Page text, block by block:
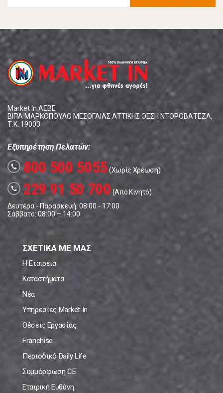
Market In ΑΕΒΕ
ΒΙΠΑ ΜΑΡΚΟΠΟΥΛΟ ΜΕΣΟΓΑΙΑΣ ΑΤΤΙΚΗΣ ΘΕΣΗ ΝΤΟΡΟΒΑΤΕΖΑ,
Τ.Κ. 19003
Εξυπηρέτηση Πελατών:
call 800 500 5055(Χωρίς Χρέωση)
call 229 91 50 700 (Από Κινητό)
Δευτέρα - Παρασκευή: 08:00 - 17:00
Σάββατο: 08:00 – 14:00
ΣΧΕΤΙΚΑ ΜΕ ΜΑΣ
Η Εταιρεία
Καταστήματα
Νέα
Υπηρεσίες Market In
Θέσεις Εργασίας
Franchise
Περιοδικό Daily Life
Συμμόρφωση CE
Εταιρική Ευθύνη